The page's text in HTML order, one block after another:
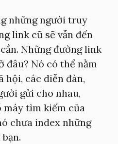
những người truy
link cũ sẽ vẫn đến
Những đường link
đâu? Nó có thể nằm
hội, các diễn đàn,
gửi cho nhau,
máy tìm kiếm của
chưa index những